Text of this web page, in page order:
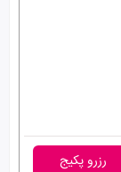
رزرو پکیج